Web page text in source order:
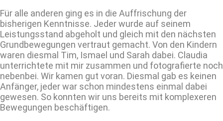
Für alle anderen ging es in die Auffrischung der
bisherigen Kenntnisse. Jeder wurde auf seinem
Leistungsstand abgeholt und gleich mit den nächsten
Grundbewegungen vertraut gemacht. Von den Kindern
waren diesmal Tim, Ismael und Sarah dabei. Claudia
unterrichtete mit mir zusammen und fotografierte noch
nebenbei. Wir kamen gut voran. Diesmal gab es keinen
Anfänger, jeder war schon mindestens einmal dabei
gewesen. So konnten wir uns bereits mit komplexeren
Bewegungen beschäftigen.